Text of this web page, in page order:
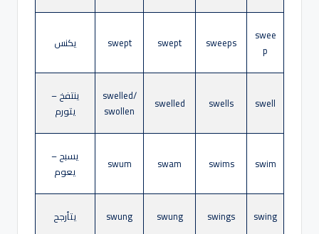
swee
p
sweeps
swept
swept يكنس
swell
swells
swelled
swelled/
swollen
ينتفخ –
يتورم
swim
swims
swam
swum
يسبح –
يعوم
swing
swings
swung
swung يتأرجح